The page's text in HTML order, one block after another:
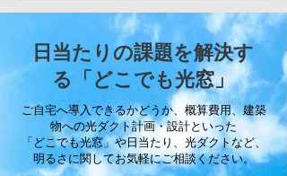
日当たりの課題を解決す
る「どこでも光窓」
ご自宅へ導入できるかどうか、概算費用、建築
物への光ダクト計画・設計といった
「どこでも光窓」や日当たり、光ダクトなど、
明るさに関してお気軽にご相談ください。